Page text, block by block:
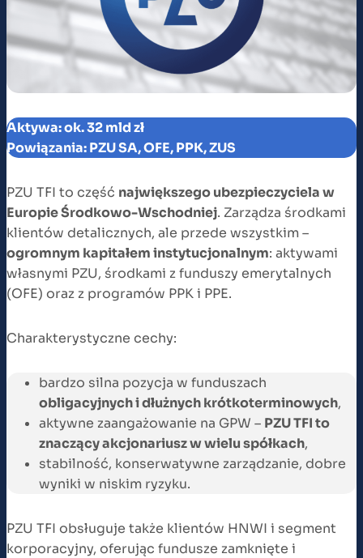
Aktywa: ok. 32 mld zł
Powiązania: PZU SA, OFE, PPK, ZUS
PZU TFI to część największego ubezpieczyciela w
Europie Środkowo-Wschodniej. Zarządza środkami
klientów detalicznych, ale przede wszystkim –
ogromnym kapitałem instytucjonalnym: aktywami
własnymi PZU, środkami z funduszy emerytalnych
(OFE) oraz z programów PPK i PPE.
Charakterystyczne cechy:
bardzo silna pozycja w funduszach
obligacyjnych i dłużnych krótkoterminowych,
aktywne zaangażowanie na GPW – PZU TFI to
znaczący akcjonariusz w wielu spółkach,
stabilność, konserwatywne zarządzanie, dobre
wyniki w niskim ryzyku.
PZU TFI obsługuje także klientów HNWI i segment
korporacyjny, oferując fundusze zamknięte i